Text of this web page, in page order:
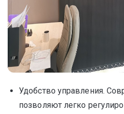
Удобство управления.
позволяют легко